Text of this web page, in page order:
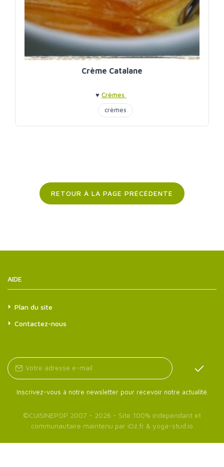
Crème Catalane
♥ Crèmes
crèmes
RETOUR À LA PAGE PRÉCÉDENTE
AIDE
Plan du site
Contactez-nous
Inscrivez-vous à notre newsletter pour recevoir notre actualité.
©CUISINEPOP 2007 - 2026 - Site 100% indépendant et
communautaire maintenu par iOz.fr & yoga-stud.io